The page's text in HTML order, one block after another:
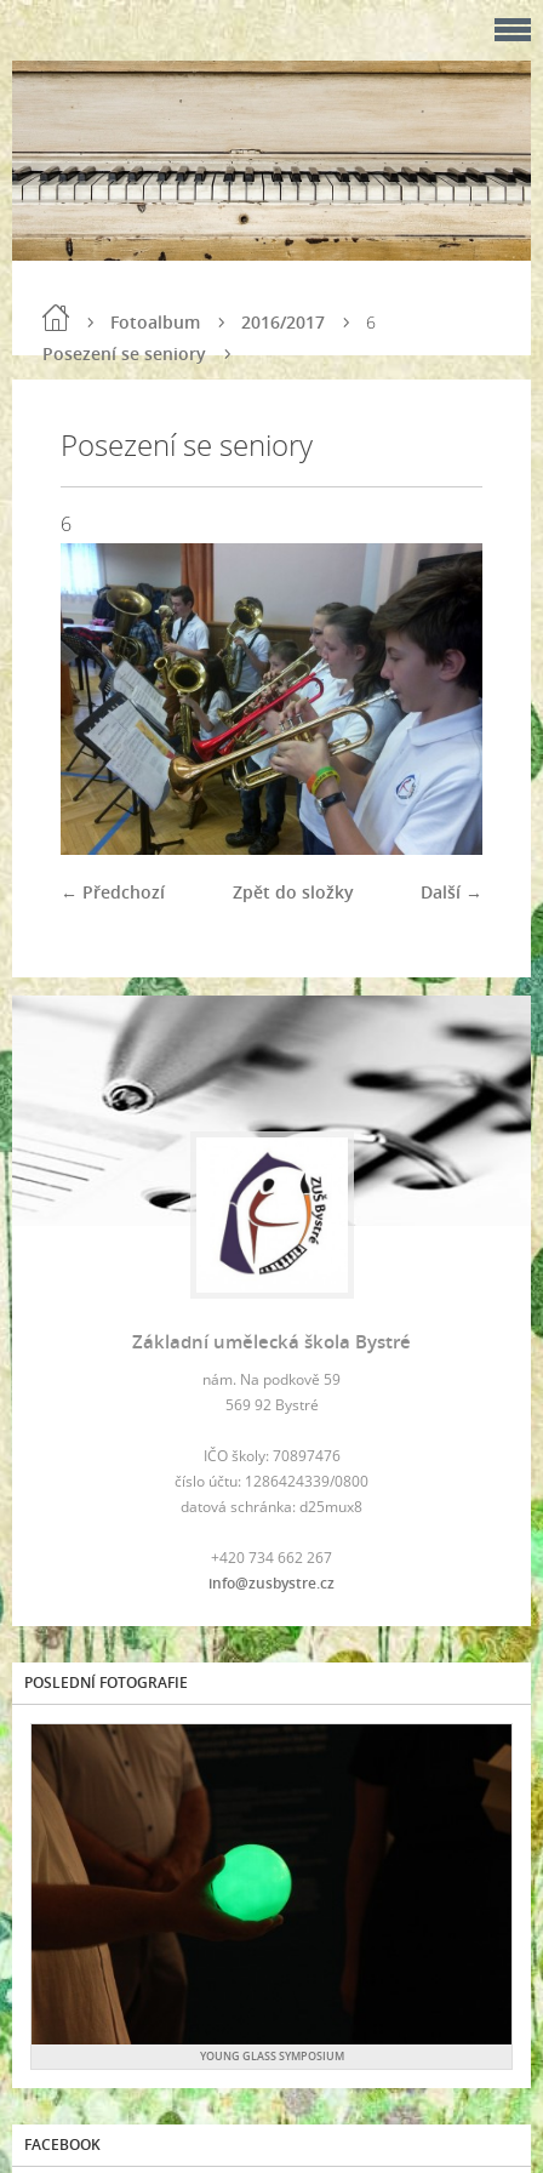
Fotoalbum
2016/2017
Posezení se seniory
6
Posezení se seniory
6
← Předchozí Další →
Zpět do složky
Základní umělecká škola Bystré
nám. Na podkově 59
569 92 Bystré
IČO školy: 70897476
číslo účtu: 1286424339/0800
datová schránka: d25mux8
+420 734 662 267
info@zusbystre.cz
POSLEDNÍ FOTOGRAFIE
YOUNG GLASS SYMPOSIUM
FACEBOOK